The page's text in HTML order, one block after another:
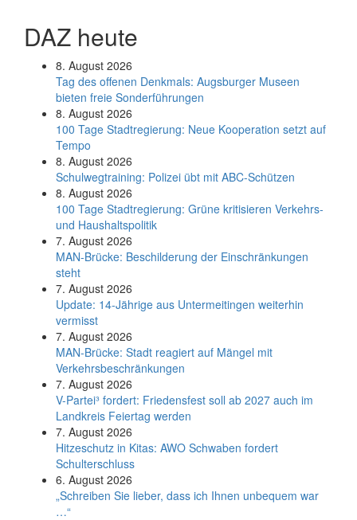
DAZ heute
8. August 2026
Tag des offenen Denkmals: Augsburger Museen
bieten freie Sonderführungen
8. August 2026
100 Tage Stadtregierung: Neue Kooperation setzt auf
Tempo
8. August 2026
Schul­weg­trai­ning: Poli­zei übt mit ABC-Schüt­zen
8. August 2026
100 Tage Stadtregierung: Grüne kritisieren Verkehrs-
und Haushaltspolitik
7. August 2026
MAN-Brücke: Beschilderung der Einschränkungen
steht
7. August 2026
Update: 14-Jährige aus Untermeitingen weiterhin
vermisst
7. August 2026
MAN-Brücke: Stadt reagiert auf Mängel mit
Verkehrsbeschränkungen
7. August 2026
V-Partei­³ fordert: Friedens­fest soll ab 2027 auch im
Land­kreis Feier­tag werden
7. August 2026
Hitzeschutz in Kitas: AWO Schwaben fordert
Schulterschluss
6. August 2026
„Schreiben Sie lieber, dass ich Ihnen unbequem war
…“